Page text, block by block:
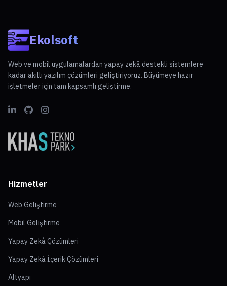
Ekolsoft
Web ve mobil uygulamalardan yapay zekâ destekli sistemlere
kadar akıllı yazılım çözümleri geliştiriyoruz. Büyümeye hazır
işletmeler için tam kapsamlı geliştirme.
Hizmetler
Web Geliştirme
Mobil Geliştirme
Yapay Zekâ Çözümleri
Yapay Zekâ İçerik Çözümleri
Altyapı